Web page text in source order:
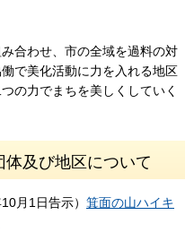
合わせ、市の全域を過料の対
で美化活動に力を入れる地区
の力でまちを美しくしていく
及び地区について
月1日告示） 箕面の山ハイキ